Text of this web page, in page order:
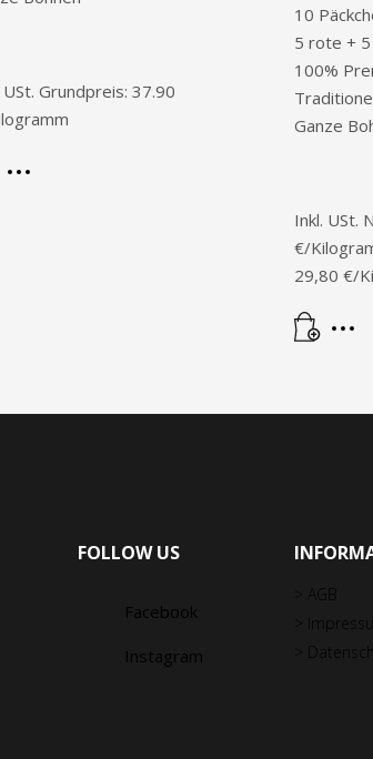
USt. Grundpreis: 37.90
10
5 rote +
100%
Ganze
Inkl. USt.
€/
29,80 €/
FOLLOW US
Facebook
Instagram
> AGB
>
>